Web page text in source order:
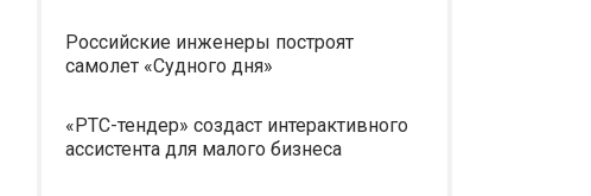
Российские инженеры построят
самолет «Судного дня»
«РТС-тендер» создаст интерактивного
ассистента для малого бизнеса